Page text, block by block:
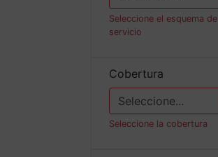
Seleccione el esquema de
servicio
Cobertura
Seleccione la cobertura